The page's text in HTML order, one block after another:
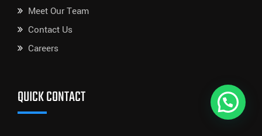
Meet Our Team
Contact Us
Careers
QUICK CONTACT